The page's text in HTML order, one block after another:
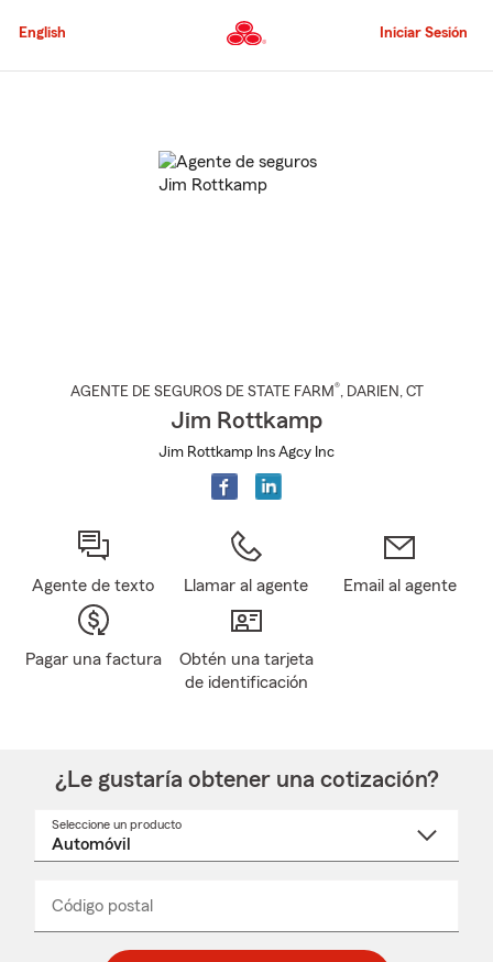
al
principal
English Iniciar Sesión
AGENTE DE SEGUROS DE STATE FARM®, DARIEN , CT
Jim Rottkamp
Jim Rottkamp Ins Agcy Inc
Agente de texto Llamar al agente Email al agente
Pagar una factura
Obtén una tarjeta
de identificación
¿Le gustaría obtener una cotización?
Seleccione un producto
desplegable
Código postal
_____